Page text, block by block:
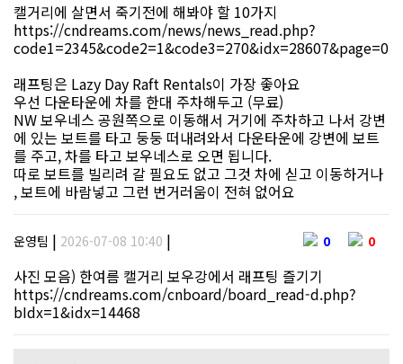
캘거리에 살면서 죽기전에 해봐야 할 10가지
https://cndreams.com/news/news_read.php?
code1=2345&code2=1&code3=270&idx=28607&page=0
래프팅은 Lazy Day Raft Rentals이 가장 좋아요
우선 다운타운에 차를 한대 주차해두고 (무료)
NW 보우네스 공원쪽으로 이동해서 거기에 주차하고 나서 강변
에 있는 보트를 타고 둥둥 떠내려와서 다운타운에 강변에 보트
를 주고, 차를 타고 보우네스로 오면 됩니다.
따로 보트를 빌리려 갈 필요도 없고 그것 차에 싣고 이동하거나
, 보트에 바람넣고 그런 번거러움이 전혀 없어요
운영팀 | 2026-07-08 10:40 | 0 0
사진 모음) 한여름 캘거리 보우강에서 래프팅 즐기기
https://cndreams.com/cnboard/board_read-d.php?
bIdx=1&idx=14468